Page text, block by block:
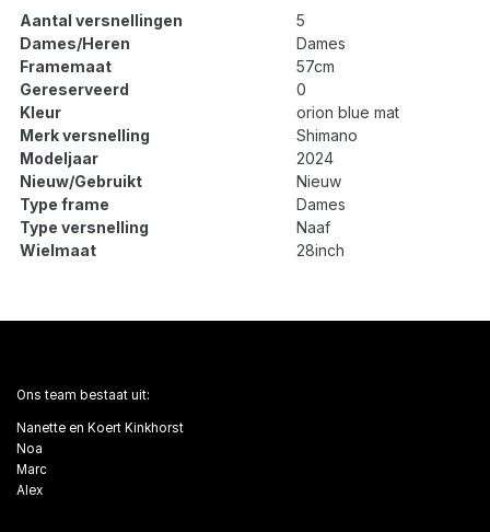
Aantal versnellingen
5
Dames/Heren
Dames
Framemaat
57cm
Gereserveerd
0
Kleur
orion blue mat
Merk versnelling
Shimano
Modeljaar
2024
Nieuw/Gebruikt
Nieuw
Type frame
Dames
Type versnelling
Naaf
Wielmaat
28inch
Ons team bestaat uit:
Nanette en Koert Kinkhorst
Noa
Marc
Alex